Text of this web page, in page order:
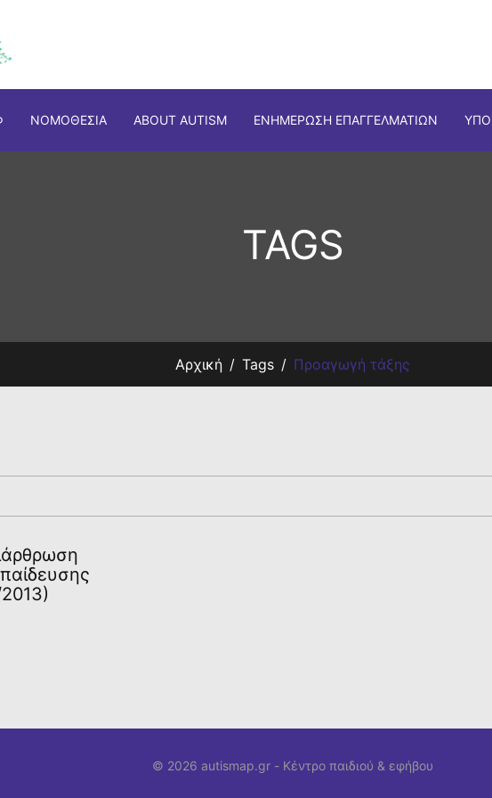
ΝΟΜΟΘΕΣΊΑ ABOUT AUTISM ΕΝΗΜΈΡΩΣΗ ΕΠΑΓΓΕΛΜΑΤΙΏΝ
TAGS
Αρχική Tags Προαγωγή τάξης
© 2026 autismap.gr - Κέντρο παιδιού & εφήβου